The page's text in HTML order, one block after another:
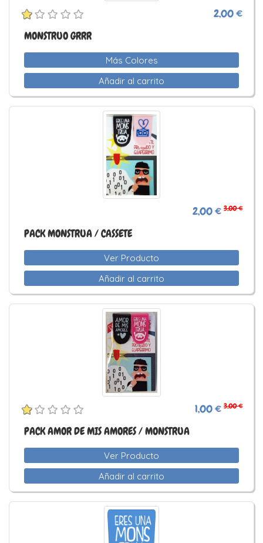
2,00 €
MONSTRUO GRRR
Más Colores
Añadir al carrito
2,00 € 3,00 €
PACK MONSTRUA / CASSETE
Ver Producto
Añadir al carrito
1,00 € 3,00 €
PACK AMOR DE MIS AMORES / MONSTRUA
Ver Producto
Añadir al carrito